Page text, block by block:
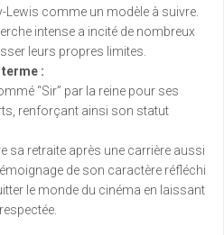
Lewis comme un modèle à suivre.
intense a incité de nombreux
leurs propres limites.
:
“Sir” par la reine pour ses
renforçant ainsi son statut
sa retraite après une carrière aussi
de son caractère réfléchi
le monde du cinéma en laissant